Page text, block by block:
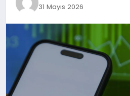
SIYASET
TEKNOLOJI
YAŞAM
31 Mayıs 2026